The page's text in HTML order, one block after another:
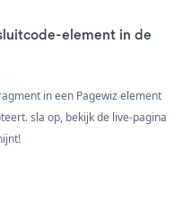
element in de
in een Pagewiz element
sla op, bekijk de live-pagina